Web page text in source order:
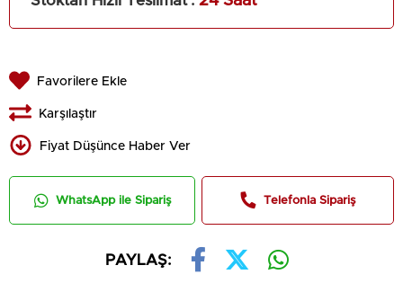
Favorilere Ekle
Karşılaştır
Fiyat Düşünce Haber Ver
WhatsApp ile Sipariş Telefonla Sipariş
PAYLAŞ: